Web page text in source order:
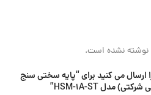
نوشته نشده است.
ارسال می کنید برای “پایه سختی سنج